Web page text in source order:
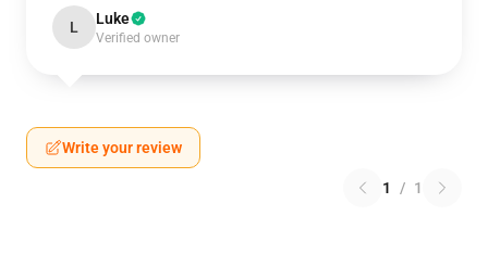
L Luke
Verified owner
Write your review
1 / 1